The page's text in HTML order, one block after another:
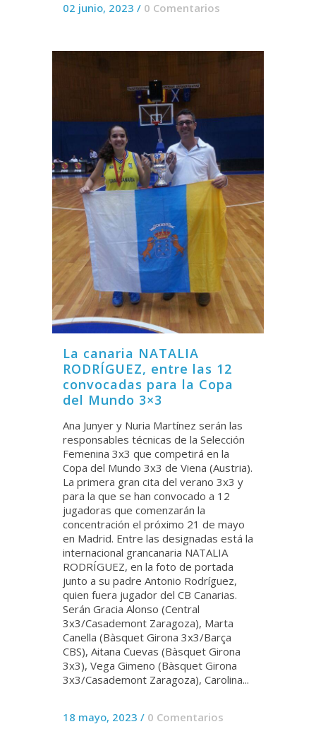
02 junio, 2023 / 0 Comentarios
La canaria NATALIA
RODRÍGUEZ, entre las 12
convocadas para la Copa
del Mundo 3×3
Ana Junyer y Nuria Martínez serán las
responsables técnicas de la Selección
Femenina 3x3 que competirá en la
Copa del Mundo 3x3 de Viena (Austria).
La primera gran cita del verano 3x3 y
para la que se han convocado a 12
jugadoras que comenzarán la
concentración el próximo 21 de mayo
en Madrid. Entre las designadas está la
internacional grancanaria NATALIA
RODRÍGUEZ, en la foto de portada
junto a su padre Antonio Rodríguez,
quien fuera jugador del CB Canarias.
Serán Gracia Alonso (Central
3x3/Casademont Zaragoza), Marta
Canella (Bàsquet Girona 3x3/Barça
CBS), Aitana Cuevas (Bàsquet Girona
3x3), Vega Gimeno (Bàsquet Girona
3x3/Casademont Zaragoza), Carolina...
18 mayo, 2023 / 0 Comentarios